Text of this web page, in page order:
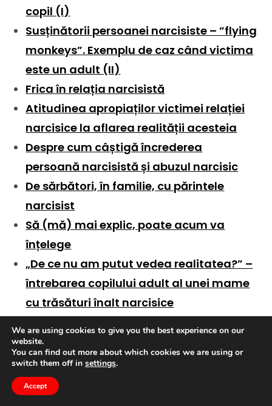
copil (I)
Susținătorii persoanei narcisiste – ”flying
monkeys”. Exemplu de caz când victima
este un adult (II)
Frica în relația narcisistă
Atitudinea apropiaților victimei relației
narcisice la aflarea realității acesteia
Despre cum câștigă încrederea
persoană narcisistă și abuzul narcisic
De sărbători, în familie, cu părintele
narcisist
Să (mă) mai explic, poate acum va
înțelege
„De ce nu am putut vedea realitatea?” –
întrebarea copilului adult al unei mame
cu trăsături înalt narcisice
(I). Așteptări și obiective realiste
Comunicarea cu o persoană narcisistă
(II). Cum să te protejezi
Vinovăția în relația narcisică
We are using cookies to give you the best experience on our
website.
You can find out more about which cookies we are using or
switch them off in settings.
Accept